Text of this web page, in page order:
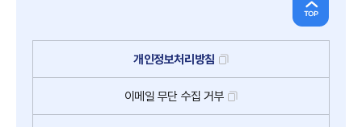
개인정보처리방침
이메일 무단 수집 거부